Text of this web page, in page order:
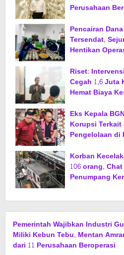
Perusahaan
Pencairan
Tersendat,
Hentikan
Riset:
Cegah 1,6
Hemat Biaya
Eks Kepala
Korupsi Terkait
Pengelolaan di
Korban
106 orang,
Penumpang
Pemerintah Wajibkan Industri
Miliki Kebun Tebu, Mentan
dari 11 Perusahaan Beroperasi